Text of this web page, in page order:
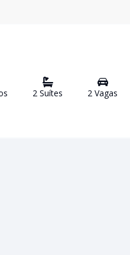
s 2 Suítes 2 Vagas